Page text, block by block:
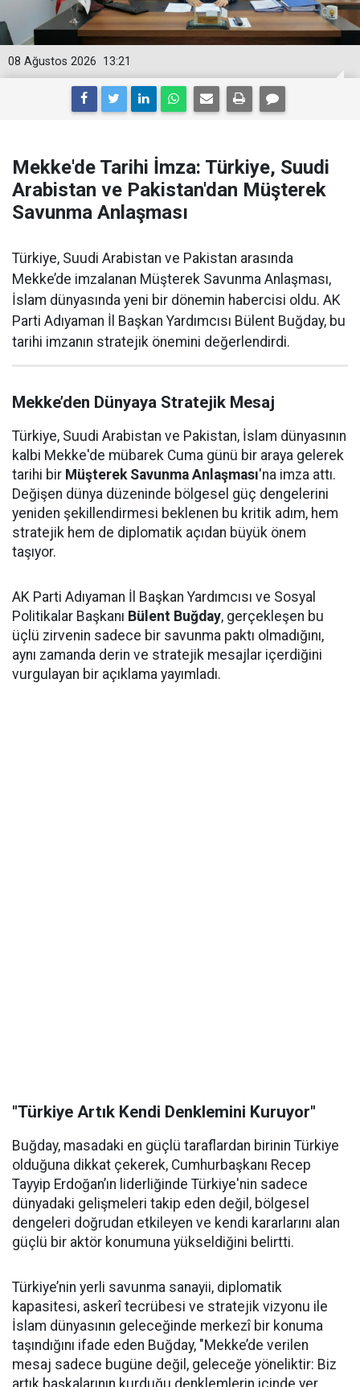
13:21
08 Ağustos 2026
Mekke'de Tarihi İmza: Türkiye, Suudi
Arabistan ve Pakistan'dan Müşterek
Savunma Anlaşması
Türkiye, Suudi Arabistan ve Pakistan arasında
Mekke’de imzalanan Müşterek Savunma Anlaşması,
İslam dünyasında yeni bir dönemin habercisi oldu. AK
Parti Adıyaman İl Başkan Yardımcısı Bülent Buğday, bu
tarihi imzanın stratejik önemini değerlendirdi.
Mekke’den Dünyaya Stratejik Mesaj
Türkiye, Suudi Arabistan ve Pakistan, İslam dünyasının
kalbi Mekke'de mübarek Cuma günü bir araya gelerek
tarihi bir Müşterek Savunma Anlaşması'na imza attı.
Değişen dünya düzeninde bölgesel güç dengelerini
yeniden şekillendirmesi beklenen bu kritik adım, hem
stratejik hem de diplomatik açıdan büyük önem
taşıyor.
AK Parti Adıyaman İl Başkan Yardımcısı ve Sosyal
Politikalar Başkanı Bülent Buğday, gerçekleşen bu
üçlü zirvenin sadece bir savunma paktı olmadığını,
aynı zamanda derin ve stratejik mesajlar içerdiğini
vurgulayan bir açıklama yayımladı.
"Türkiye Artık Kendi Denklemini Kuruyor"
Buğday, masadaki en güçlü taraflardan birinin Türkiye
olduğuna dikkat çekerek, Cumhurbaşkanı Recep
Tayyip Erdoğan’ın liderliğinde Türkiye'nin sadece
dünyadaki gelişmeleri takip eden değil, bölgesel
dengeleri doğrudan etkileyen ve kendi kararlarını alan
güçlü bir aktör konumuna yükseldiğini belirtti.
Türkiye’nin yerli savunma sanayii, diplomatik
kapasitesi, askerî tecrübesi ve stratejik vizyonu ile
İslam dünyasının geleceğinde merkezî bir konuma
taşındığını ifade eden Buğday, "Mekke’de verilen
mesaj sadece bugüne değil, geleceğe yöneliktir: Biz
artık başkalarının kurduğu denklemlerin içinde yer